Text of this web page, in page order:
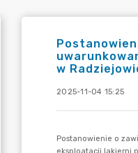
w
2025-11-04 15:25